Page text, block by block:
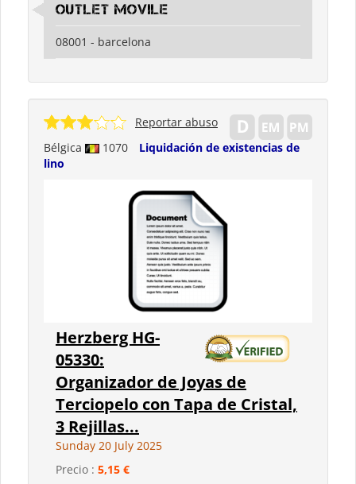
outlet movile
08001 - barcelona
Bélgica 1070
Liquidación de existencias de
lino
Reportar abuso
Herzberg HG-
05330:
Organizador de Joyas de
Terciopelo con Tapa de Cristal,
3 Rejillas...
Sunday 20 July 2025
Precio : 5,15 €